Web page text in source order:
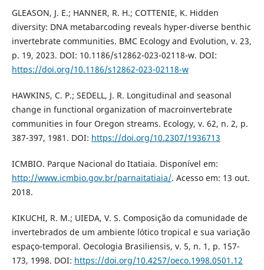
GLEASON, J. E.; HANNER, R. H.; COTTENIE, K. Hidden
diversity: DNA metabarcoding reveals hyper-diverse benthic
invertebrate communities. BMC Ecology and Evolution, v. 23,
p. 19, 2023. DOI: 10.1186/s12862-023-02118-w. DOI:
https://doi.org/10.1186/s12862-023-02118-w
HAWKINS, C. P.; SEDELL, J. R. Longitudinal and seasonal
change in functional organization of macroinvertebrate
communities in four Oregon streams. Ecology, v. 62, n. 2, p.
387-397, 1981. DOI: https://doi.org/10.2307/1936713
ICMBIO. Parque Nacional do Itatiaia. Disponível em:
http://www.icmbio.gov.br/parnaitatiaia/. Acesso em: 13 out.
2018.
KIKUCHI, R. M.; UIEDA, V. S. Composição da comunidade de
invertebrados de um ambiente lótico tropical e sua variação
espaço-temporal. Oecologia Brasiliensis, v. 5, n. 1, p. 157-
173, 1998. DOI: https://doi.org/10.4257/oeco.1998.0501.12